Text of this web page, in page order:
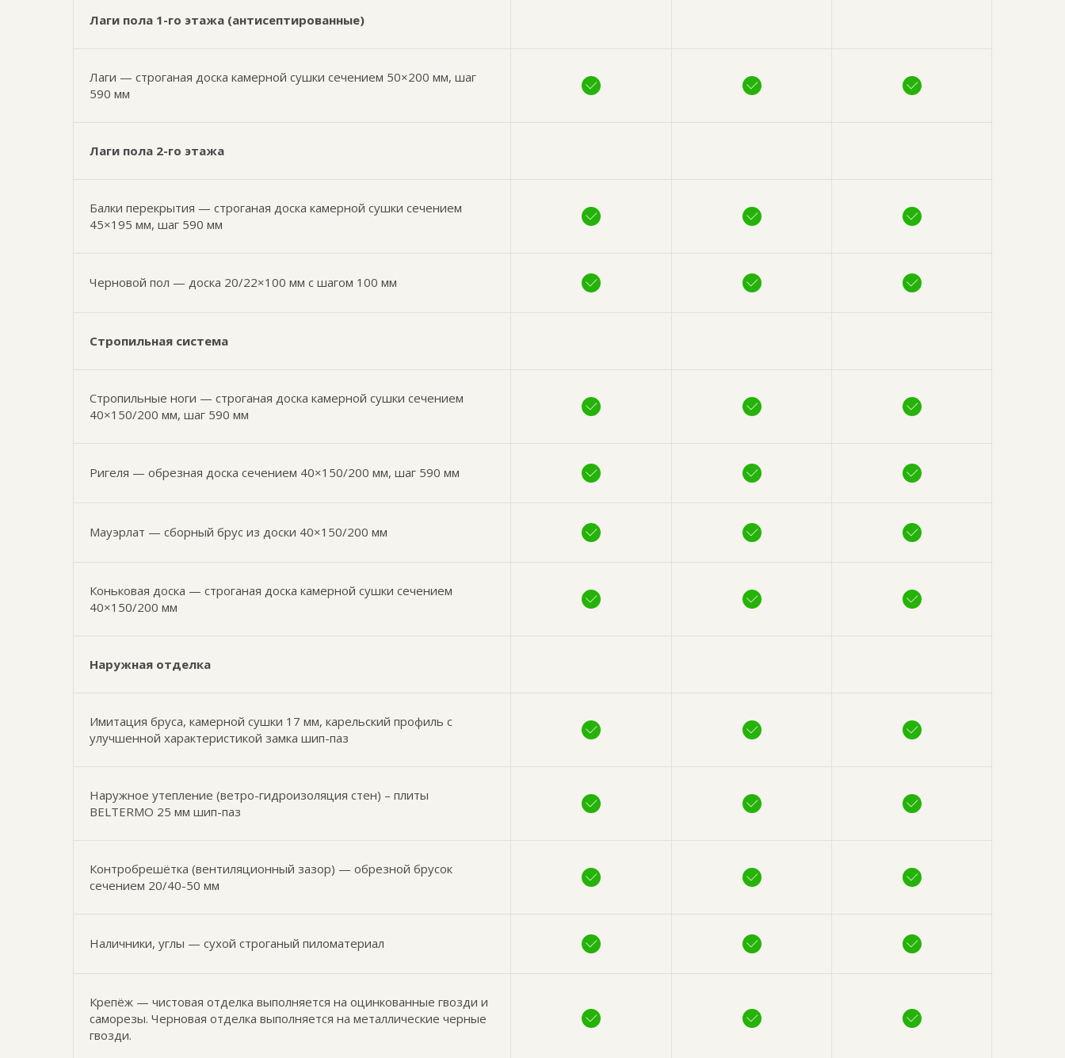
Лаги пола 1-го этажа (антисептированные)
Лаги — строганая доска камерной сушки сечением 50×200 мм, шаг
590 мм
Лаги пола 2-го этажа
Балки перекрытия — строганая доска камерной сушки сечением
45×195 мм, шаг 590 мм
Черновой пол — доска 20/22×100 мм с шагом 100 мм
Стропильная система
Стропильные ноги — строганая доска камерной сушки сечением
40×150/200 мм, шаг 590 мм
Ригеля — обрезная доска сечением 40×150/200 мм, шаг 590 мм
Мауэрлат — сборный брус из доски 40×150/200 мм
Коньковая доска — строганая доска камерной сушки сечением
40×150/200 мм
Наружная отделка
Имитация бруса, камерной сушки 17 мм, карельский профиль с
улучшенной характеристикой замка шип-паз
Наружное утепление (ветро-гидроизоляция стен) – плиты
BELTERMO 25 мм шип-паз
Контробрешётка (вентиляционный зазор) — обрезной брусок
сечением 20/40-50 мм
Наличники, углы — сухой строганый пиломатериал
Крепёж — чистовая отделка выполняется на оцинкованные гвозди и
саморезы. Черновая отделка выполняется на металлические черные
гвозди.